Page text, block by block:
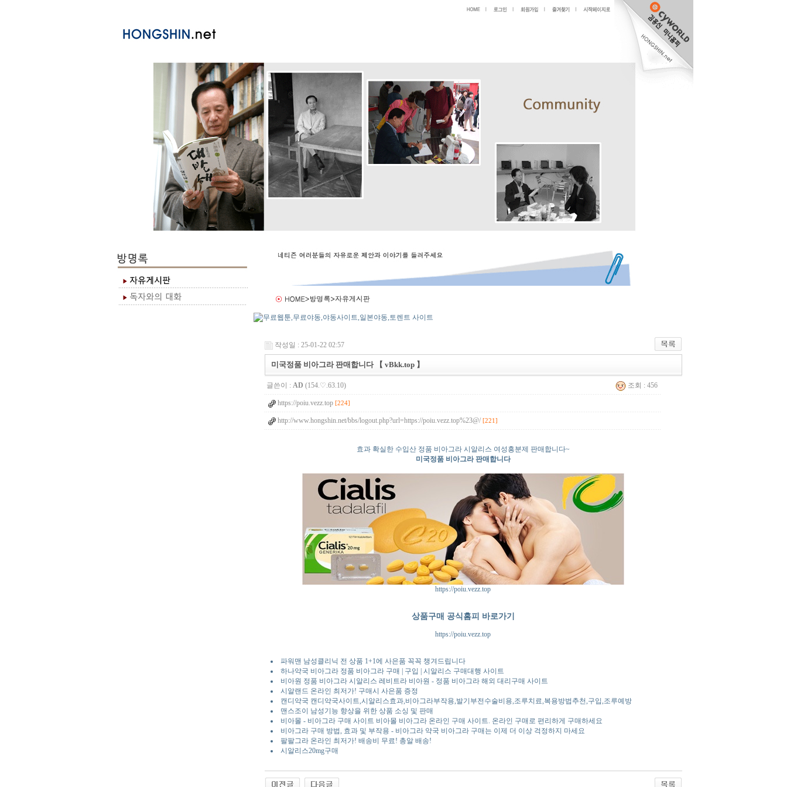
작성일 : 25-01-22 02:57
미국정품 비아그라 판매합니다 【 vBkk.top 】
글쓴이 : AD (154.♡.63.10) 조회 : 456
https://poiu.vezz.top [224]
http://www.hongshin.net/bbs/logout.php?url=https://poiu.vezz.top%23@/ [221]
효과 확실한 수입산 정품 비아그라 시알리스 여성흥분제 판매합니다~
미국정품 비아그라 판매합니다
https://poiu.vezz.top
상품구매 공식홈피 바로가기
https://poiu.vezz.top
파워맨 남성클리닉 전 상품 1+1에 사은품 꼭꼭 챙겨드립니다
하나약국 비아그라 정품 비아그라 구매 | 구입 | 시알리스 구매대행 사이트
비아원 정품 비아그라 시알리스 레비트라 비아원 - 정품 비아그라 해외 대리구매 사이트
시알랜드 온라인 최저가! 구매시 사은품 증정
캔디약국 캔디약국사이트,시알리스효과,비아그라부작용,발기부전수술비용,조루치료,복용방법추천,구입,조루예방
맨스조이 남성기능 향상을 위한 상품 소싱 및 판매
비아몰 - 비아그라 구매 사이트 비아몰 비아그라 온라인 구매 사이트. 온라인 구매로 편리하게 구매하세요
비아그라 구매 방법, 효과 및 부작용 - 비아그라 약국 비아그라 구매는 이제 더 이상 걱정하지 마세요
팔팔그라 온라인 최저가! 배송비 무료! 총알 배송!
시알리스20mg구매